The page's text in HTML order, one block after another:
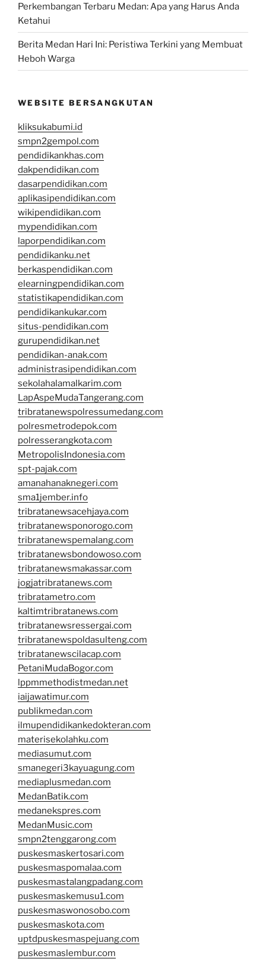
Perkembangan Terbaru Medan: Apa yang Harus Anda
Ketahui
Berita Medan Hari Ini: Peristiwa Terkini yang Membuat
Heboh Warga
WEBSITE BERSANGKUTAN
kliksukabumi.id
smpn2gempol.com
pendidikankhas.com
dakpendidikan.com
dasarpendidikan.com
aplikasipendidikan.com
wikipendidikan.com
mypendidikan.com
laporpendidikan.com
pendidikanku.net
berkaspendidikan.com
elearningpendidikan.com
statistikapendidikan.com
pendidikankukar.com
situs-pendidikan.com
gurupendidikan.net
pendidikan-anak.com
administrasipendidikan.com
sekolahalamalkarim.com
LapAspeMudaTangerang.com
tribratanewspolressumedang.com
polresmetrodepok.com
polresserangkota.com
MetropolisIndonesia.com
spt-pajak.com
amanahanaknegeri.com
sma1jember.info
tribratanewsacehjaya.com
tribratanewsponorogo.com
tribratanewspemalang.com
tribratanewsbondowoso.com
tribratanewsmakassar.com
jogjatribratanews.com
tribratametro.com
kaltimtribratanews.com
tribratanewsressergai.com
tribratanewspoldasulteng.com
tribratanewscilacap.com
PetaniMudaBogor.com
lppmmethodistmedan.net
iaijawatimur.com
publikmedan.com
ilmupendidikankedokteran.com
materisekolahku.com
mediasumut.com
smanegeri3kayuagung.com
mediaplusmedan.com
MedanBatik.com
medanekspres.com
MedanMusic.com
smpn2tenggarong.com
puskesmaskertosari.com
puskesmaspomalaa.com
puskesmastalangpadang.com
puskesmaskemusu1.com
puskesmaswonosobo.com
puskesmaskota.com
uptdpuskesmaspejuang.com
puskesmaslembur.com